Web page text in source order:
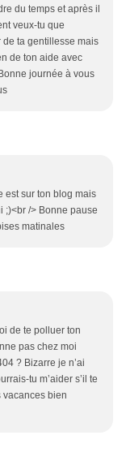
du temps et après il
veux-tu que
de ta gentillesse mais
de ton aide avec
journée à vous
est sur ton blog mais
;)<br /> Bonne pause
matinales
de te polluer ton
pas chez moi
? Bizarre je n’ai
tu m’aider s’il te
bien